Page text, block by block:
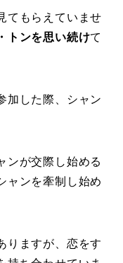
てもらえていませ
トンを思い続けて
加した際、シャン
ンが交際し始める
ャンを牽制し始め
りますが、恋をす